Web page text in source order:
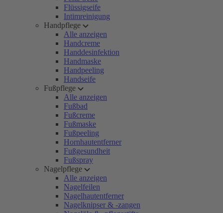
Flüssigseife
Intimreinigung
Handpflege
Alle anzeigen
Handcreme
Handdesinfektion
Handmaske
Handpeeling
Handseife
Fußpflege
Alle anzeigen
Fußbad
Fußcreme
Fußmaske
Fußpeeling
Hornhautentferner
Fußgesundheit
Fußspray
Nagelpflege
Alle anzeigen
Nagelfeilen
Nagelhautentferner
Nagelknipser & -zangen